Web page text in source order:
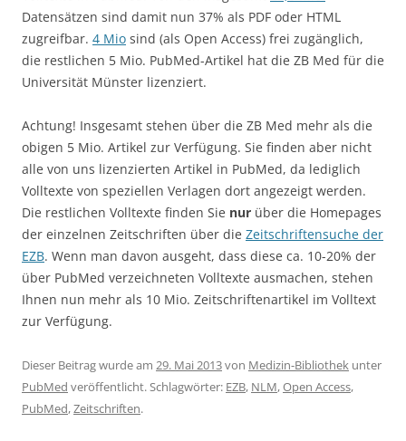
Datensätzen sind damit nun 37% als PDF oder HTML
zugreifbar. 4 Mio sind (als Open Access) frei zugänglich,
die restlichen 5 Mio. PubMed-Artikel hat die ZB Med für die
Universität Münster lizenziert.
Achtung! Insgesamt stehen über die ZB Med mehr als die
obigen 5 Mio. Artikel zur Verfügung. Sie finden aber nicht
alle von uns lizenzierten Artikel in PubMed, da lediglich
Volltexte von speziellen Verlagen dort angezeigt werden.
Die restlichen Volltexte finden Sie nur über die Homepages
der einzelnen Zeitschriften über die Zeitschriftensuche der
EZB. Wenn man davon ausgeht, dass diese ca. 10-20% der
über PubMed verzeichneten Volltexte ausmachen, stehen
Ihnen nun mehr als 10 Mio. Zeitschriftenartikel im Volltext
zur Verfügung.
Dieser Beitrag wurde am 29. Mai 2013von Medizin-Bibliothek unter
PubMed veröffentlicht. Schlagwörter: EZB, NLM,Open Access,
PubMed,Zeitschriften.